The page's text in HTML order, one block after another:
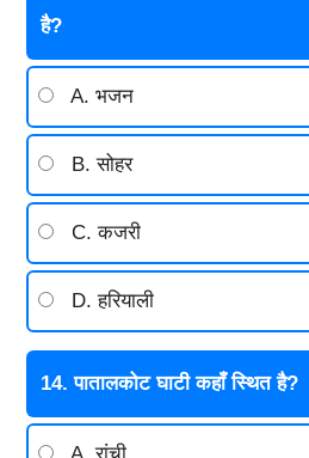
है?
A. भजन
B. सोहर
C. कजरी
D. हरियाली
14. पातालकोट घाटी कहाँ स्थित है?
A. रांची